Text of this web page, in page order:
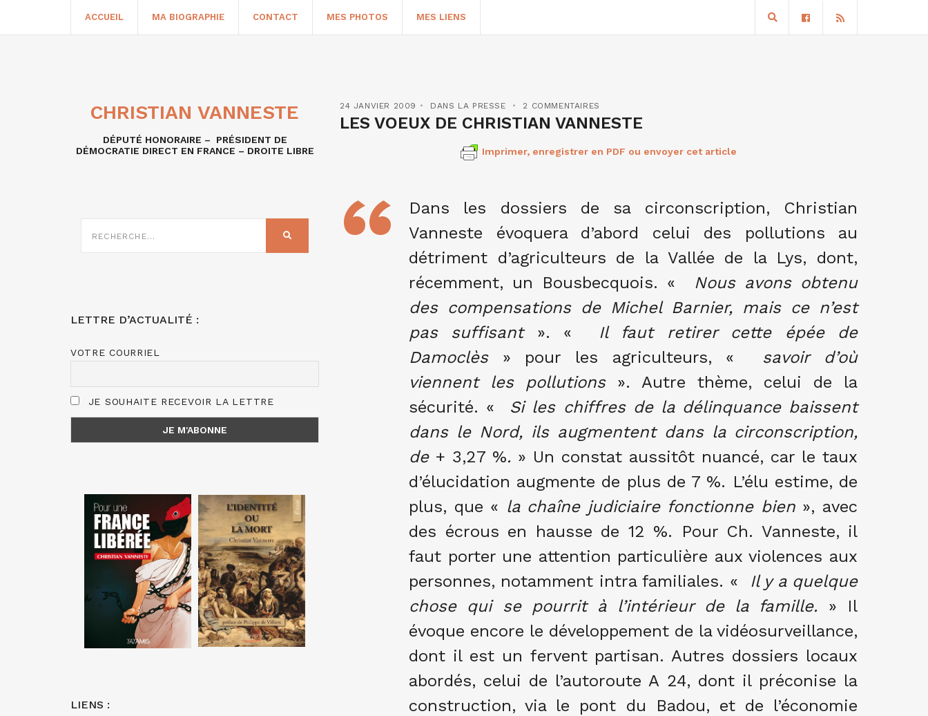
ACCUEIL MA BIOGRAPHIE CONTACT MES PHOTOS MES LIENS
24 JANVIER 2009 DANS LA PRESSE 2 COMMENTAIRES
LES VOEUX DE CHRISTIAN VANNESTE
Imprimer, enregistrer en PDF ou envoyer cet article
Dans les dossiers de sa circonscription, Christian
Vanneste évoquera d’abord celui des pollutions au
détriment d’agriculteurs de la Vallée de la Lys, dont,
récemment, un Bousbecquois. «
Nous avons obtenu
des compensations de Michel Barnier, mais ce n’est
pas suffisant». «
Il faut retirer cette épée de
Damoclès» pour les agriculteurs, «
savoir d’où
viennent les pollutions». Autre thème, celui de la
sécurité. «
Si les chiffres de la délinquance baissent
dans le Nord, ils augmentent dans la circonscription,
de + 3,27 %. » Un constat aussitôt nuancé, car le taux
d’élucidation augmente de plus de 7 %. L’élu estime, de
plus, que « lachaîne judiciaire fonctionne bien», avec
des écrous en hausse de 12 %. Pour Ch. Vanneste, il
faut porter une attention particulière aux violences aux
personnes, notamment intra familiales. «
Il y a quelque
chose qui se pourrit à l’intérieur de la famille. » Il
évoque encore le développement de la vidéosurveillance,
dont il est un fervent partisan. Autres dossiers locaux
abordés, celui de l’autoroute A 24, dont il préconise la
construction, via le pont du Badou, et de l’économie
CHRISTIAN VANNESTE
DÉPUTÉ HONORAIRE – PRÉSIDENT DE
DÉMOCRATIE DIRECT EN FRANCE – DROITE LIBRE
SUR
RECHERCHER
LETTRE D’ACTUALITÉ :
VOTRE COURRIEL
JE SOUHAITE RECEVOIR LA LETTRE
LIENS :